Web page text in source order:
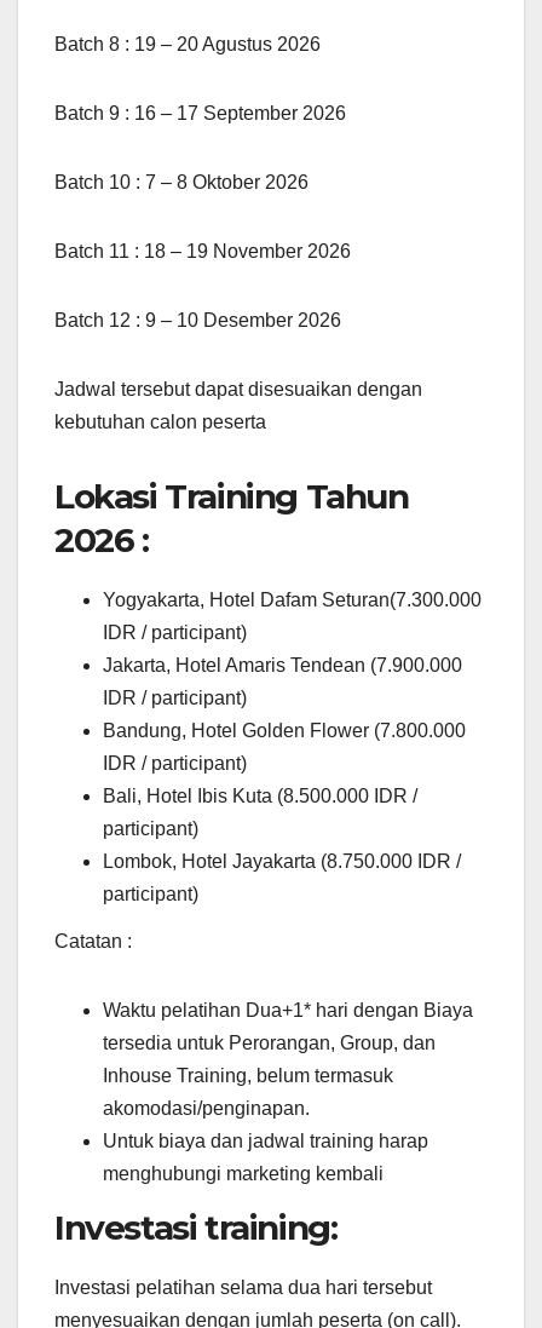
Batch 8 : 19 – 20 Agustus 2026
Batch 9 : 16 – 17 September 2026
Batch 10 : 7 – 8 Oktober 2026
Batch 11 : 18 – 19 November 2026
Batch 12 : 9 – 10 Desember 2026
Jadwal tersebut dapat disesuaikan dengan
kebutuhan calon peserta
Lokasi Training Tahun
2026 :
Yogyakarta, Hotel Dafam Seturan(7.300.000
IDR / participant)
Jakarta, Hotel Amaris Tendean (7.900.000
IDR / participant)
Bandung, Hotel Golden Flower (7.800.000
IDR / participant)
Bali, Hotel Ibis Kuta (8.500.000 IDR /
participant)
Lombok, Hotel Jayakarta (8.750.000 IDR /
participant)
Catatan :
Waktu pelatihan Dua+1* hari dengan Biaya
tersedia untuk Perorangan, Group, dan
Inhouse Training, belum termasuk
akomodasi/penginapan.
Untuk biaya dan jadwal training harap
menghubungi marketing kembali
Investasi training:
Investasi pelatihan selama dua hari tersebut
menyesuaikan dengan jumlah peserta (on call).